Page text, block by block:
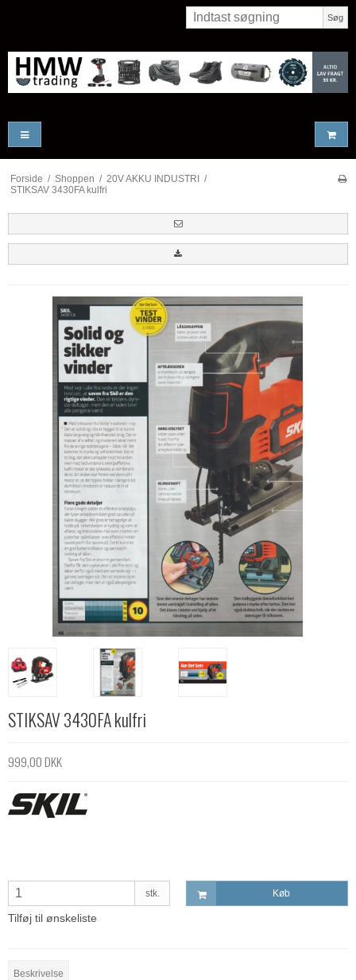
Søg
Forside / Shoppen / 20V AKKU INDUSTRI /
STIKSAV 3430FA kulfri
STIKSAV 3430FA kulfri
999,00 DKK
stk. Køb
Tilføj til ønskeliste
Beskrivelse